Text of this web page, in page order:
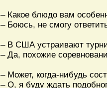
– Какое блюдо вам
– Боюсь, не смогу
– В США устраивают
– Да, похожие
– Может, когда-нибудь
– О, я буду ждать